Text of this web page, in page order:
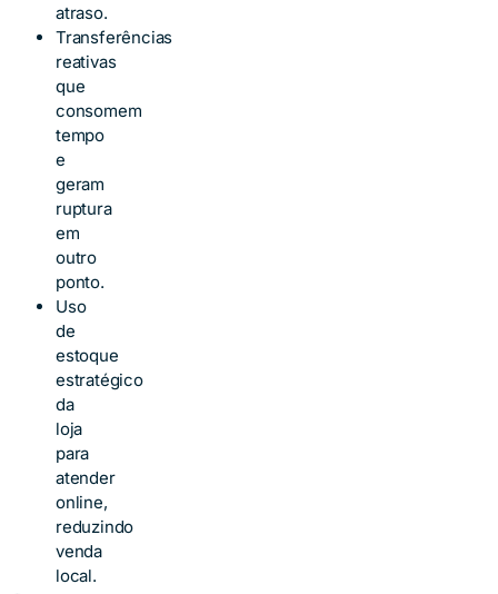
atraso.
Transferências
reativas
que
consomem
tempo
e
geram
ruptura
em
outro
ponto.
Uso
de
estoque
estratégico
da
loja
para
atender
online,
reduzindo
venda
local.